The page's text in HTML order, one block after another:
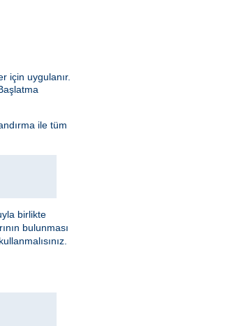
için uygulanır.
ile tüm
birlikte
bulunması